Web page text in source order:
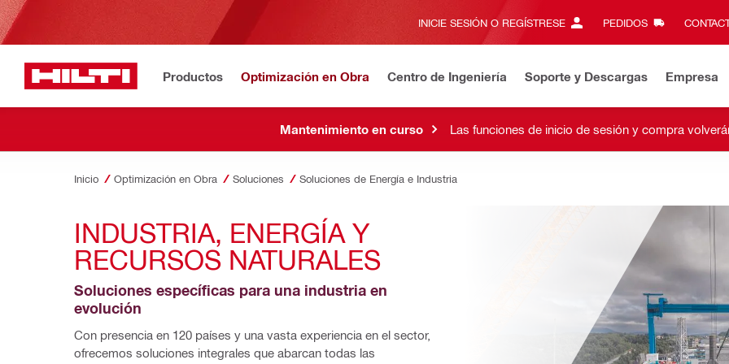
INICIE SESIÓN O REGÍSTRESE PEDIDOS
Productos Optimización en Obra Centro de Ingeniería Soporte y Descargas Empresa
Mantenimiento en curso Las funciones de inicio de sesión y compra
Inicio Optimización en Obra Soluciones Soluciones de Energía e Industria
INDUSTRIA, ENERGÍA Y
RECURSOS NATURALES
Soluciones específicas para una industria en
evolución
Con presencia en 120 países y una vasta experiencia en el sector,
ofrecemos soluciones integrales que abarcan todas las